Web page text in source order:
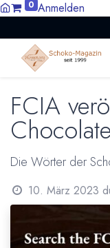
0 Anmelden
FCIA
Die Wörter der
10. März 2023